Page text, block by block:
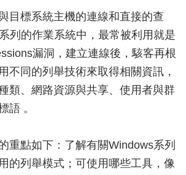
標系統主機的連線和直接的查
列的作業系統中，最常被利用就是
漏洞，建立連線後，駭客再根
不同的列舉技術來取得相關資訊，
類、網路資源與共享、使用者與群
語 。
點如下：了解有關Windows系列
的列舉模式；可使用哪些工具，像